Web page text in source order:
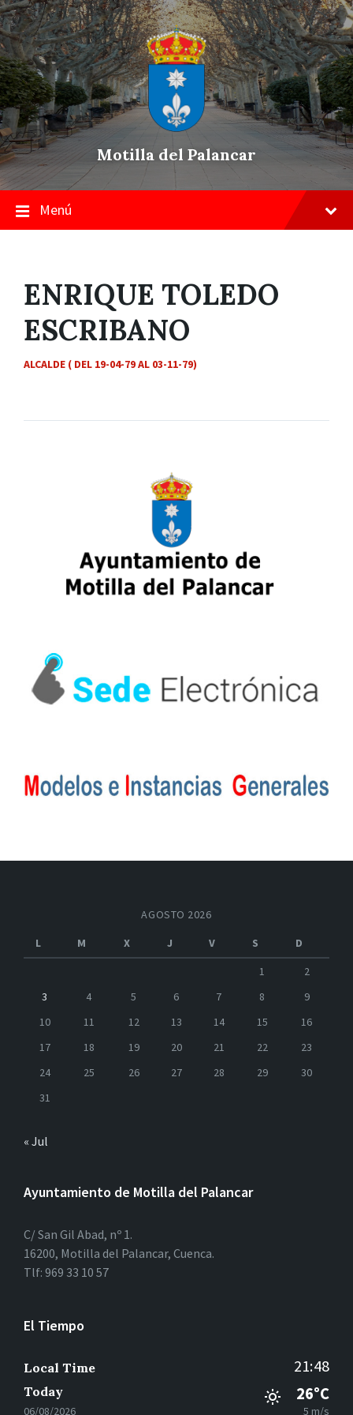
Skip
to
content
Saltar
a
la
navegación
principal
Saltar
a
pie
de
página
Motilla del Palancar
Menú
ENRIQUE TOLEDO
ESCRIBANO
ALCALDE ( DEL 19-04-79 AL 03-11-79)
AGOSTO 2026
L
M X J V S
D
1
2
3
4 5 6 7 8
9
10
11 12 13 14 15
16
17
18 19 20 21 22
23
24
25 26 27 28 29
30
31
« Jul
Ayuntamiento de Motilla del Palancar
C/ San Gil Abad, nº 1.
16200, Motilla del Palancar, Cuenca.
Tlf: 969 33 10 57
El Tiempo
Local Time 21:48
Today
06/08/2026
26°C
5 m/s